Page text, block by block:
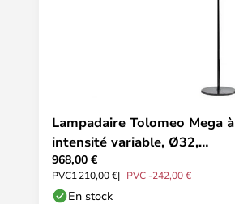
Lampadaire Tolomeo Mega à
intensité variable, Ø32,
beige/aluminium - Artemide
968,00 €
PVC1 210,00 € PVC -242,00 €
En stock